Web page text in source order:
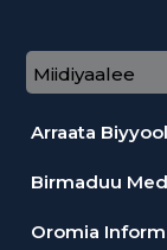
Miidiyaalee
Arraata
Birmaduu
Oromia